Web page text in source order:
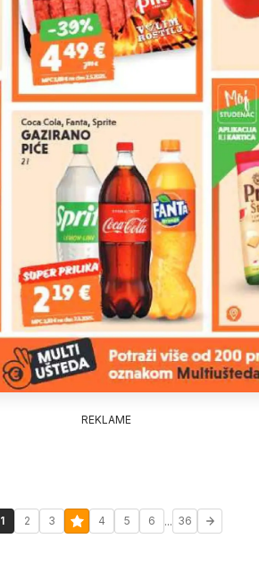
REKLAME
1 2 3 4 5 6 ... 36